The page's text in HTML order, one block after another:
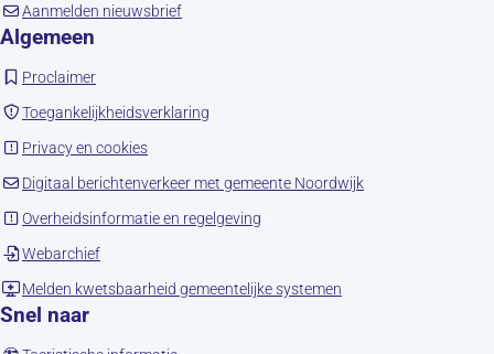
Aanmelden nieuwsbrief(opent in nieuw tabblad)
Algemeen
Proclaimer(opent in nieuw tabblad)
Toegankelijkheidsverklaring
Privacy en cookies(opent in nieuw tabblad)
Digitaal berichtenverkeer met gemeente Noordwijk(opent in nieuw
Overheidsinformatie en regelgeving
Webarchief(opent in nieuw tabblad)
Melden kwetsbaarheid gemeentelijke systemen
Snel naar